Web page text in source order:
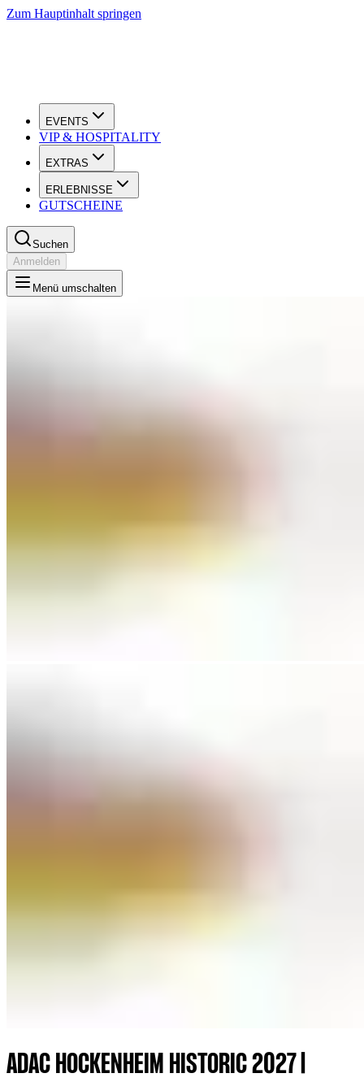
Zum Hauptinhalt springen
EVENTS
VIP & HOSPITALITY
EXTRAS
ERLEBNISSE
GUTSCHEINE
Suchen
Anmelden
Menü umschalten
ADAC HOCKENHEIM HISTORIC 2027 |